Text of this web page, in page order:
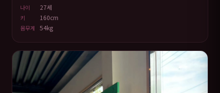
나이 27세
키 160cm
몸무게 54kg